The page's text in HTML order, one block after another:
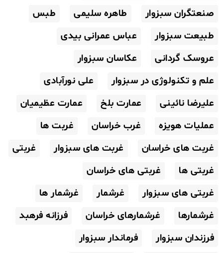
صنعتگران سبزوار
طاهره سلیمی
طبس
طبیعت سبزوار
عباس عمرانی بیدی
عروسک گردانی
عکاسان سبزوار
علم و تکنولوژی در سبزوار
علی نورآبادی
علیرضا نائینی
عمارت بلخ
عمارت عظیمیان
عملیات هویزه
غرب خراسان
غربت ها
غربت های خراسان
غربت های سبزوار
غربتی
غربتی ها
غربتی های خراسان
غربتی های سبزوار
غرشمار
غرشمار ها
غرشمارها
غرشمارهای خراسان
فرزانه فرهبد
فرزندان سبزوار
فرماندار سبزوار